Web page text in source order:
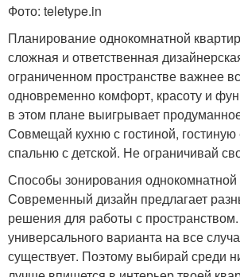
Фото: teletype.in
Планирование однокомнатной
сложная и ответственная
ограниченном пространстве важнее
одновременно комфорт, красоту и
в этом плане выигрывает
Совмещай кухню с гостиной, гостиную
спальню с детской. Не ограничивай
Способы зонирования однокомнатной
Современный дизайн предлагает
решения для работы с
универсального варианта на все
существует. Поэтому выбирай среди